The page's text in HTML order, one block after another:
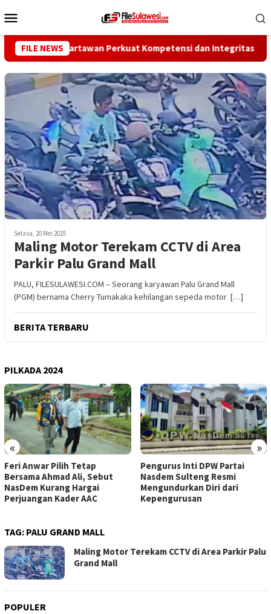
ke
Mobile
FILE NEWS
Dorong Wartawan Perkuat Kompetensi dan Integritas di Era
Selasa, 20 Mei 2025
Maling Motor Terekam CCTV di Area
Parkir Palu Grand Mall
PALU, FILESULAWESI.COM – Seorang karyawan Palu Grand Mall
(PGM) bernama Cherry Tumakaka kehilangan sepeda motor […]
BERITA TERBARU
PILKADA 2024
« »
Feri Anwar Pilih Tetap
Bersama Ahmad Ali, Sebut
NasDem Kurang Hargai
Perjuangan Kader AAC
Pengurus Inti DPW Partai
Nasdem Sulteng Resmi
Mengundurkan Diri dari
Kepengurusan
TAG: PALU GRAND MALL
Maling Motor Terekam CCTV di Area Parkir Palu
Grand Mall
POPULER